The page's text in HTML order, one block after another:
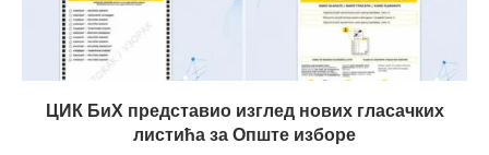
ЦИК БиХ представио изглед нових гласачких
листића за Опште изборе